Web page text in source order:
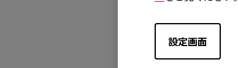
設定画面